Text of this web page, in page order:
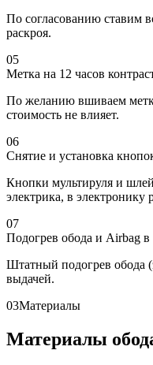
По согласованию ставим
раскроя.
05
Метка на 12 часов
По желанию вшиваем
стоимость не влияет.
06
Снятие и установка
Кнопки мультируля и
электрика, в электронику
07
Подогрев обода и Airbag
Штатный подогрев обода
выдачей.
03Материалы
Материалы